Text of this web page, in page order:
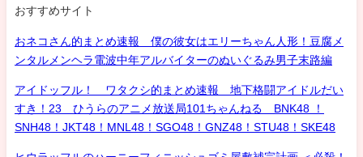
おすすめサイト
おネコさん的まとめ速報 僕の彼女はエリーちゃん人形！豆腐メ
ンタルメンヘラ電波中年アルバイターのぬいぐるみ男子末路編
アイドッフル！ ワタクシ的まとめ速報 地下格闘アイドルだい
すき！23 ひうらのアニメ放送局101ちゃんねる BNK48 ！
SNH48！JKT48！MNL48！SGO48！GNZ48！STU48！SKE48